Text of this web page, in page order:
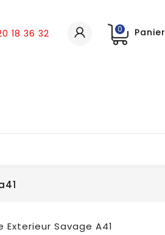
Panier
0
18 36 32
Exterieur Savage A41